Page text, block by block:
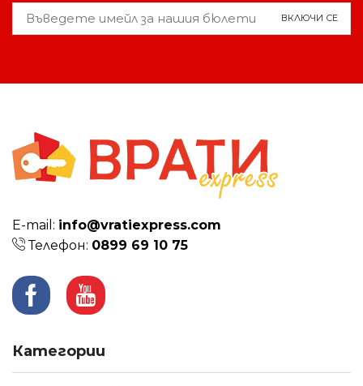
Е-mail: info@vratiexpress.com
Телефон: 0899 69 10 75
Facebook
Youtube
Категории